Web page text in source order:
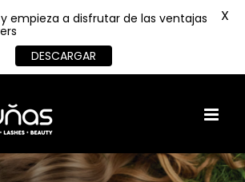
empieza a disfrutar de las ventajas
DESCARGAR
X